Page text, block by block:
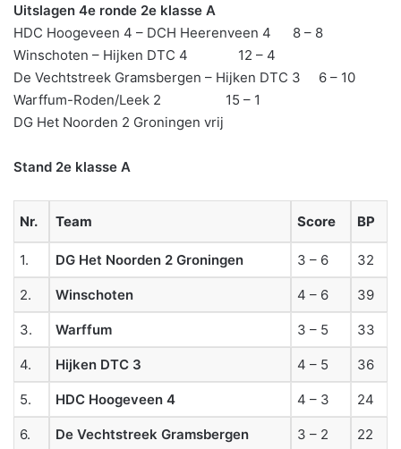
Uitslagen 4e ronde 2e klasse A
HDC Hoogeveen 4 – DCH Heerenveen 4 8 – 8
Winschoten – Hijken DTC 4 12 – 4
De Vechtstreek Gramsbergen – Hijken DTC 3 6 – 10
Warffum-Roden/Leek 2 15 – 1
DG Het Noorden 2 Groningen vrij
Stand 2e klasse A
Nr. Team Score BP
1. DG Het Noorden 2 Groningen 3 – 6 32
2. Winschoten 4 – 6 39
3. Warffum 3 – 5 33
4. Hijken DTC 3 4 – 5 36
5. HDC Hoogeveen 4 4 – 3 24
6. De Vechtstreek Gramsbergen 3 – 2 22